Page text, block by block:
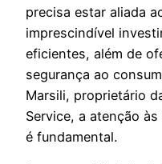
precisa estar aliada
imprescindível
eficientes, além de
segurança ao
Marsili, proprietário
Service, a atenção
é fundamental.